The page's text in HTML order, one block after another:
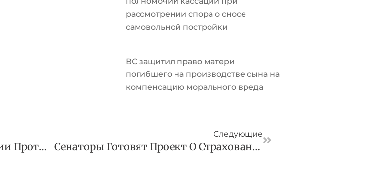
рассмотрении спора о сносе
самовольной постройки
ВС защитил право матери
погибшего на производстве сына на
компенсацию морального вреда
Великобритания Ввела Санкции Против Топов УГМК, «Алросы» И «Новатэка»
Следующие
Сенаторы Готовят Проект О Страховании Рисков Утечек Данных